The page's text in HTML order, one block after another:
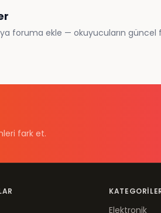
foruma ekle — okuyucuların güncel
fark et.
Elektronik